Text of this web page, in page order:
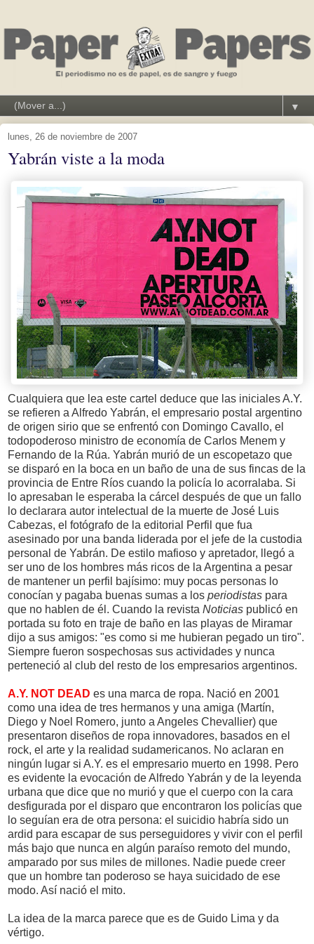
▼
lunes, 26 de noviembre de 2007
Yabrán viste a la moda
Cualquiera que lea este cartel deduce que las iniciales A.Y.
se refieren a Alfredo Yabrán, el empresario postal argentino
de origen sirio que se enfrentó con Domingo Cavallo, el
todopoderoso ministro de economía de Carlos Menem y
Fernando de la Rúa. Yabrán murió de un escopetazo que
se disparó en la boca en un baño de una de sus fincas de la
provincia de Entre Ríos cuando la policía lo acorralaba. Si
lo apresaban le esperaba la cárcel después de que un fallo
lo declarara autor intelectual de la muerte de José Luis
Cabezas, el fotógrafo de la editorial Perfil que fua
asesinado por una banda liderada por el jefe de la custodia
personal de Yabrán. De estilo mafioso y apretador, llegó a
ser uno de los hombres más ricos de la Argentina a pesar
de mantener un perfil bajísimo: muy pocas personas lo
conocían y pagaba buenas sumas a los periodistas para
que no hablen de él. Cuando la revista Noticias publicó en
portada su foto en traje de baño en las playas de Miramar
dijo a sus amigos: "es como si me hubieran pegado un tiro".
Siempre fueron sospechosas sus actividades y nunca
perteneció al club del resto de los empresarios argentinos.
A.Y. NOT DEAD es una marca de ropa. Nació en 2001
como una idea de tres hermanos y una amiga (Martín,
Diego y Noel Romero, junto a Angeles Chevallier) que
presentaron diseños de ropa innovadores, basados en el
rock, el arte y la realidad sudamericanos. No aclaran en
ningún lugar si A.Y. es el empresario muerto en 1998. Pero
es evidente la evocación de Alfredo Yabrán y de la leyenda
urbana que dice que no murió y que el cuerpo con la cara
desfigurada por el disparo que encontraron los policías que
lo seguían era de otra persona: el suicidio habría sido un
ardid para escapar de sus perseguidores y vivir con el perfil
más bajo que nunca en algún paraíso remoto del mundo,
amparado por sus miles de millones. Nadie puede creer
que un hombre tan poderoso se haya suicidado de ese
modo. Así nació el mito.
La idea de la marca parece que es de Guido Lima y da
vértigo.